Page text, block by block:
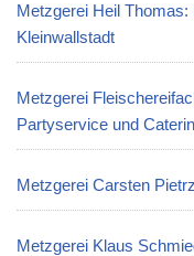
Metzgerei Heil
Kleinwallstadt
Metzgerei
Partyservice und
Metzgerei Carsten
Metzgerei Klaus